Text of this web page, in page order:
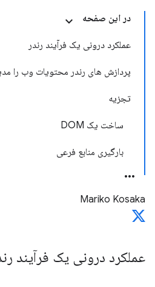
در این صفحه
عملکرد درونی یک فرآیند رندر
پردازش های رندر محتویات وب را
تجزیه
ساخت یک DOM
بارگیری منابع فرعی
Mariko Kosaka
عملکرد درونی یک فرآیند